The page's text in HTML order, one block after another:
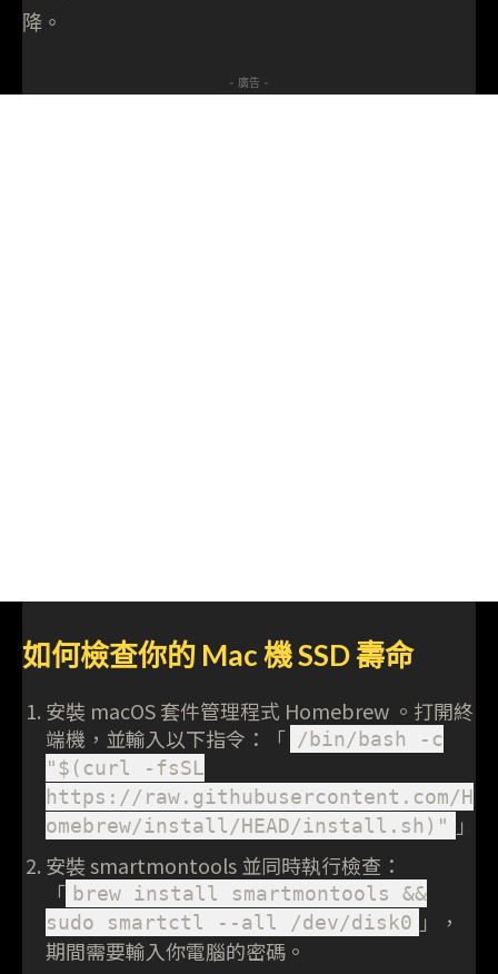
降。
- 廣告 -
如何檢查你的 Mac 機 SSD 壽命
安裝 macOS 套件管理程式 Homebrew 。打開終
端機，並輸入以下指令：「 /bin/bash -c
"$(curl -fsSL
https://raw.githubusercontent.com/H
omebrew/install/HEAD/install.sh)"
」
安裝 smartmontools 並同時執行檢查：
「 brew install smartmontools &&
sudo smartctl --all /dev/disk0 」，
期間需要輸入你電腦的密碼。